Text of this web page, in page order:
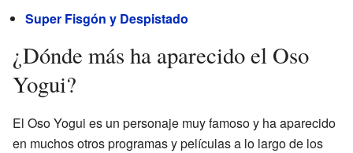
Super Fisgón y Despistado
¿Dónde más ha aparecido el Oso
Yogui?
El Oso Yogui es un personaje muy famoso y ha aparecido
en muchos otros programas y películas a lo largo de los